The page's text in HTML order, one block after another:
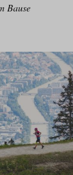
Bause